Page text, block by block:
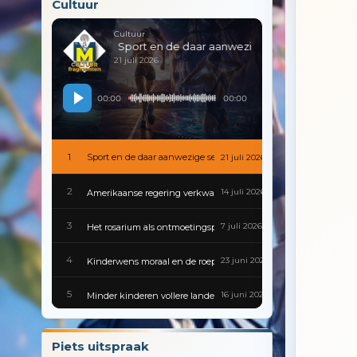
Cultuur
Cultuur
Sport en de daar aanwezige sex
21 juli 2026
00:00 00:00
1 Sport en de daar aanwezige sex 21 juli 2026
2 Amerikaanse regering verkwanselt kennis en geschiedenis
14 juli 2026
3 Het rosarium als ontmoetingsplek7 juli 2026
4 Kinderwens moraal en de roeptoeters van de
23 juni 2026
5 Minder kinderen vollere landen en gesloten scholen
16 juni 2026
6 Gevaarlijke besmettingen zijn van alle tijden
9 juni 2026
Piets uitspraak